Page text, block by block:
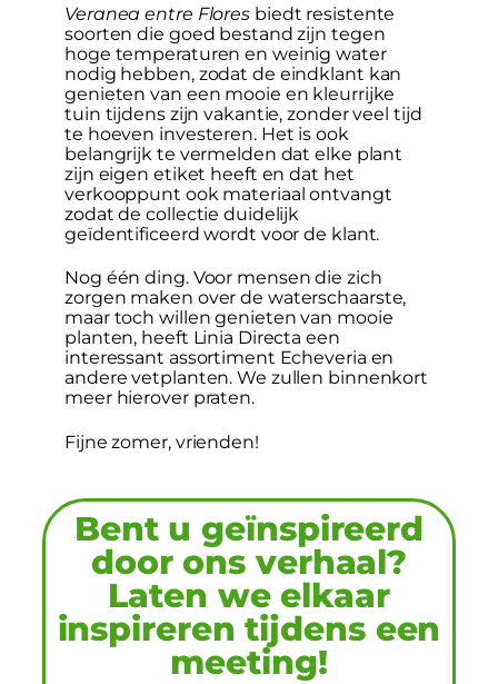
Veranea entre Flores biedt resistente
soorten die goed bestand zijn tegen
hoge temperaturen en weinig water
nodig hebben, zodat de eindklant kan
genieten van een mooie en kleurrijke
tuin tijdens zijn vakantie, zonder veel tijd
te hoeven investeren. Het is ook
belangrijk te vermelden dat elke plant
zijn eigen etiket heeft en dat het
verkooppunt ook materiaal ontvangt
zodat de collectie duidelijk
geïdentificeerd wordt voor de klant.
Nog één ding. Voor mensen die zich
zorgen maken over de waterschaarste,
maar toch willen genieten van mooie
planten, heeft Linia Directa een
interessant assortiment Echeveria en
andere vetplanten. We zullen binnenkort
meer hierover praten.
Fijne zomer, vrienden!
Bent u geïnspireerd
door ons verhaal?
Laten we elkaar
inspireren tijdens een
meeting!